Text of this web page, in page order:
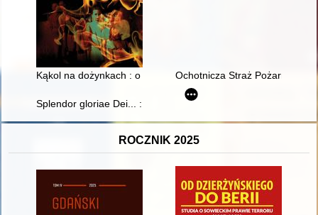
Kąkol na dożynkach : o Polakach ocalałych z ukraińskiego
Ochotnicza Straż Pożarna w
Splendor gloriae Dei... : barokowe złotnictwo liturgiczne
ROCZNIK 2025